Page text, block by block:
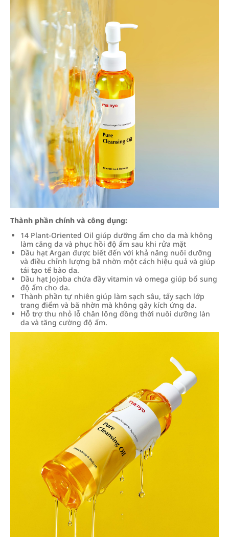
Thành phần chính và công dụng:
14 Plant-Oriented Oil giúp dưỡng ẩm cho da mà không
làm căng da và phục hồi độ ẩm sau khi rửa mặt
Dầu hạt Argan được biết đến với khả năng nuôi dưỡng
và điều chỉnh lượng bã nhờn một cách hiệu quả và giúp
tái tạo tế bào da.
Dầu hạt Jojoba chứa đầy vitamin và omega giúp bổ sung
độ ẩm cho da.
Thành phần tự nhiên giúp làm sạch sâu, tẩy sạch lớp
trang điểm và bã nhờn mà không gây kích ứng da.
Hỗ trợ thu nhỏ lỗ chân lông đồng thời nuôi dưỡng làn
da và tăng cường độ ẩm.